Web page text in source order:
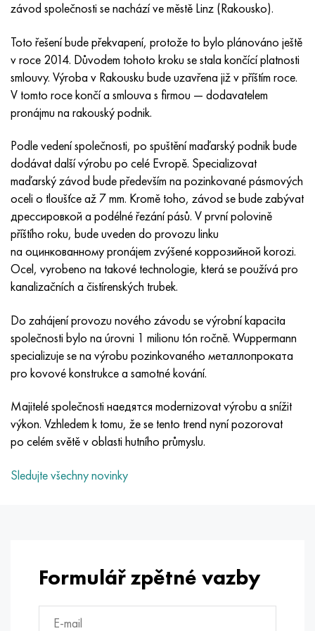
závod společnosti se nachází ve městě Linz (Rakousko).
Toto řešení bude překvapení, protože to bylo plánováno ještě
v roce 2014. Důvodem tohoto kroku se stala končící platnosti
smlouvy. Výroba v Rakousku bude uzavřena již v příštím roce.
V tomto roce končí a smlouva s firmou — dodavatelem
pronájmu na rakouský podnik.
Podle vedení společnosti, po spuštění maďarský podnik bude
dodávat další výrobu po celé Evropě. Specializovat
maďarský závod bude především na pozinkované pásmových
oceli o tloušťce až 7 mm. Kromě toho, závod se bude zabývat
дрессировкой a podélné řezání pásů. V první polovině
příštího roku, bude uveden do provozu linku
na оцинкованному pronájem zvýšené коррозийной korozi.
Ocel, vyrobeno na takové technologie, která se používá pro
kanalizačních a čistírenských trubek.
Do zahájení provozu nového závodu se výrobní kapacita
společnosti bylo na úrovni 1 milionu tón ročně. Wuppermann
specializuje se na výrobu pozinkovaného металлопроката
pro kovové konstrukce a samotné kování.
Majitelé společnosti наедятся modernizovat výrobu a snížit
výkon. Vzhledem k tomu, že se tento trend nyní pozorovat
po celém světě v oblasti hutního průmyslu.
Sledujte všechny novinky
Formulář zpětné vazby
Inotherm
incotest
Jette M152
Kobalt 6B
maraging 250
René 41
Maraging 300
Maraging 350
MP35N
MP159
Multimet n155
Nicrofer 6030
Nitronik 75
Nimonic 80a
47ND
47НХР
49 KF
49K2F, 49K2FA-VI
Slitina 50N
Slitina 50NP
50 NHS
Slitina 52N
52K12F
56DGNH
68NKhVKTYu
80NM
Druhy přesných slitin
Termobimetaly
HN62VMYUT
HN62MVKYU
HN63 MB
XN65VM
KhN65VMTYu
KhN67MVTYu
KhN68VKTYU
KhN68VMTYUK-vd
KhN70VMTYu
HN73MBTYu
XN70YU
XN75TBYu
HN80TBY
N65M, EP982
VT-35
PT-1M
PT-3V
PT-7M
2B
SPT-2 sv
AT3
3M
TL3
5B
TL5
TS-6
1.4466 - AISI 310MoLn
Slitina Al6xn
15-7Ph® - 1,4532
PH 13-8 Po - 1,4534
1,4542 - 17-4Ph®
Custom 455® - 1.4543 - uns s45500
1,4545 - 15-5Ph®
1,4548 - 17-4Ph®
1,4550 - AISI 347
1.4567 - AISI 304Cu
1,4570-aisi303Cu
1.4580 - AISI 316Cb
Alloy 254smo® - 1,4547
Slitina 926 - 1,4529
10X17H13M3T
10X18N18Yu4D
11X11N2V2MF
12Х18Н9Т
13X11N2V2MF
15x11mf
15x12vnmf
15H12H2MVFAB
15X16K5N2MVFAB
15X16H2AM
18X11MNFB
20X12VNMF
40X10X2M
40Х9С2
2,0872, CuNi10Fe1Mn, Cw352h
Silikonový hliníkový bronz
CW301G, C64200
křemíkový bronz
C65500, CuAl11Fe3
C65620, CuSi3Fe2Zn3
C65100, CuSi 1,5
Cín-olověný bronz
c92200, CuSn6Zn4Pb2
Červená mosaz
C84400, CuSn2ZnPb
C83600, CuSn5ZnPb
45G2, 45g2, AISI 1144
Legovaná konstrukční ocel
10g2, 10g2, AISI 1513
12X2H4A, 15NiCr13, 1,5752
AC14, 11SMnPb30
20G, 20mn5
20XH3A, AISI 4320, 20hn3a
20HM, 24CrMo5, 20hm
25KhGM, 20CrMo5, 1,7264
30X, AISI 5130, 30h
30hgs, 30hgs
30hgsn2a, 30hgsna
35hgs, 35hgs
35hgsa, 35hgsa
Р6М5, 1.3343, hs6-5-2, sw7m
Р6М5К5, 1,3243, hs6-5-2-5
R6M5F3, 1,3344, hs6-5-3
Р9М4К8,1,3207
R12F3, 1,3318, sw12
P18, 1,3355, hs18-0-1, sw18
Uhlíková ocel
У10,1.1645, C105W1
11G12, 110G13L, X120Mn12